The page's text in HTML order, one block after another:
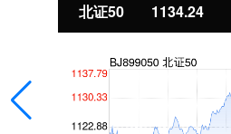
北证50 1134.24